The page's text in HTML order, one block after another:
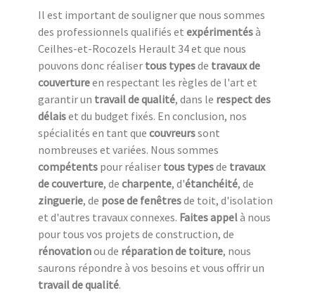
Il est important de souligner que nous sommes
des professionnels qualifiés et expérimentésà
Ceilhes-et-Rocozels Herault 34 et que nous
pouvons donc réaliser tous typesde travaux de
couvertureen respectant les règles de l'art et
garantir un travail de qualité, dans le respect des
délaiset du budget fixés. En conclusion, nos
spécialités en tant que couvreurssont
nombreuses et variées. Nous sommes
compétents pour réaliser tous typesde travaux
de couverture, de charpente, d'étanchéité, de
zinguerie, de pose de fenêtresde toit, d'isolation
et d'autres travaux connexes. Faites appelà nous
pour tous vos projets de construction, de
rénovationou de réparation de toiture, nous
saurons répondre à vos besoins et vous offrir un
travail de qualité.